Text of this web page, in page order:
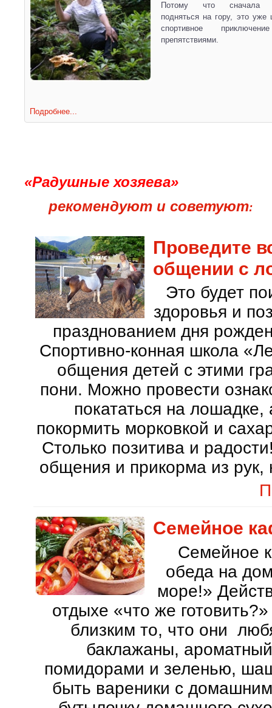
Потому что сначала
подняться на гору, это уже
спортивное
препятствиями.
Подробнее...
«Радушные хозяева»
рекомендуют и советуют:
Проведите
общении с
Это будет
здоровья и
празднованием дня
Спортивно-конная школа
общения детей с этими
пони. Можно провести
покататься на
покормить морковкой и
Столько позитива и
общения и прикорма из
Семейное
Семейное
обеда на
море!»
отдыхе «что же
близким то, что они
баклажаны, ароматный
помидорами и зеленью,
быть вареники с